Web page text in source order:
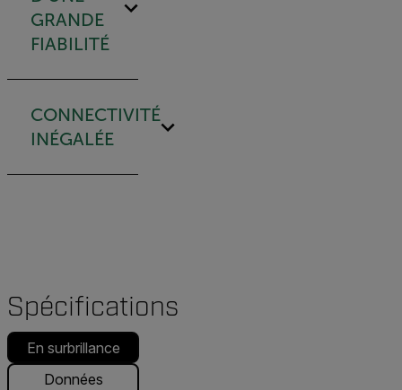
GRANDE
FIABILITÉ
CONNECTIVITÉ
INÉGALÉE
Spécifications
En surbrillance
Données